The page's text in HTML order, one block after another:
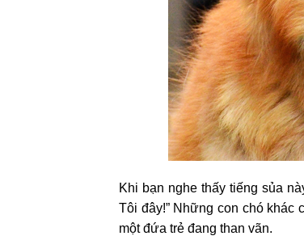
Khi bạn nghe thấy tiếng sủa
Tôi đây!” Những con chó khác
một đứa trẻ đang than vãn.